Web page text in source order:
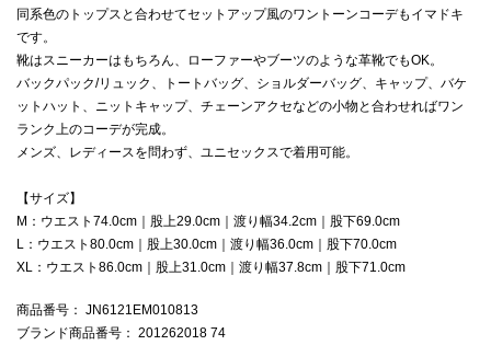
同系色のトップスと合わせてセットアップ風のワントーンコーデもイマドキ
です。
靴はスニーカーはもちろん、ローファーやブーツのような革靴でもOK。
バックパック/リュック、トートバッグ、ショルダーバッグ、キャップ、バケ
ットハット、ニットキャップ、チェーンアクセなどの小物と合わせればワン
ランク上のコーデが完成。
メンズ、レディースを問わず、ユニセックスで着用可能。
【サイズ】
M：ウエスト74.0cm｜股上29.0cm｜渡り幅34.2cm｜股下69.0cm
L：ウエスト80.0cm｜股上30.0cm｜渡り幅36.0cm｜股下70.0cm
XL：ウエスト86.0cm｜股上31.0cm｜渡り幅37.8cm｜股下71.0cm
商品番号 ： JN6121EM010813
ブランド商品番号 ： 201262018 74